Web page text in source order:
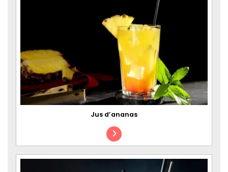
Jus d’ananas